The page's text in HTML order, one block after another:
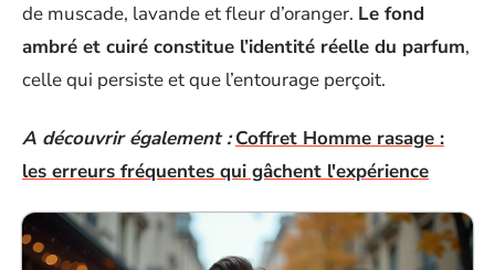
de muscade, lavande et fleur d’oranger. Le fond
ambré et cuiré constitue l’identité réelle du parfum,
celle qui persiste et que l’entourage perçoit.
A découvrir également : Coffret Homme rasage :
les erreurs fréquentes qui gâchent l'expérience